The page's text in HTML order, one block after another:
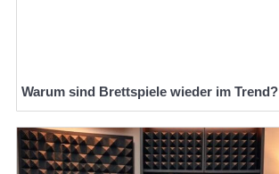
Warum sind Brettspiele wieder im Trend?